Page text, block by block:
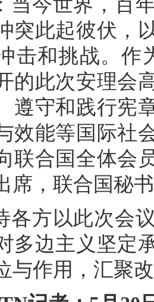
当今世界，百
突此起彼伏，
击和挑战。作
的此次安理会
遵守和践行宪
效能等国际社
联合国全体会
席，联合国秘
各方以此次会
多边主义坚定
与作用，汇聚